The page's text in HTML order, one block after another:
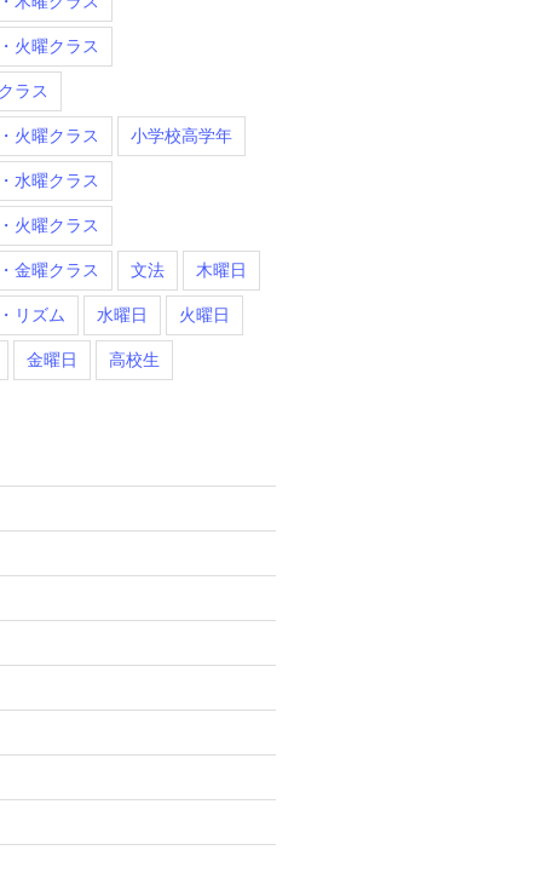
火曜クラス
ラス
火曜クラス 小学校高学年
水曜クラス
火曜クラス
金曜クラス 文法 木曜日
リズム 水曜日 火曜日
金曜日 高校生